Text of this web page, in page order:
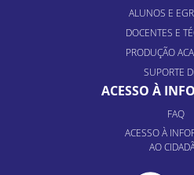
ALUNOS E
DOCENTES E
PRODUÇÃO
SUPORTE
ACESSO À
FAQ
ACESSO À
AO